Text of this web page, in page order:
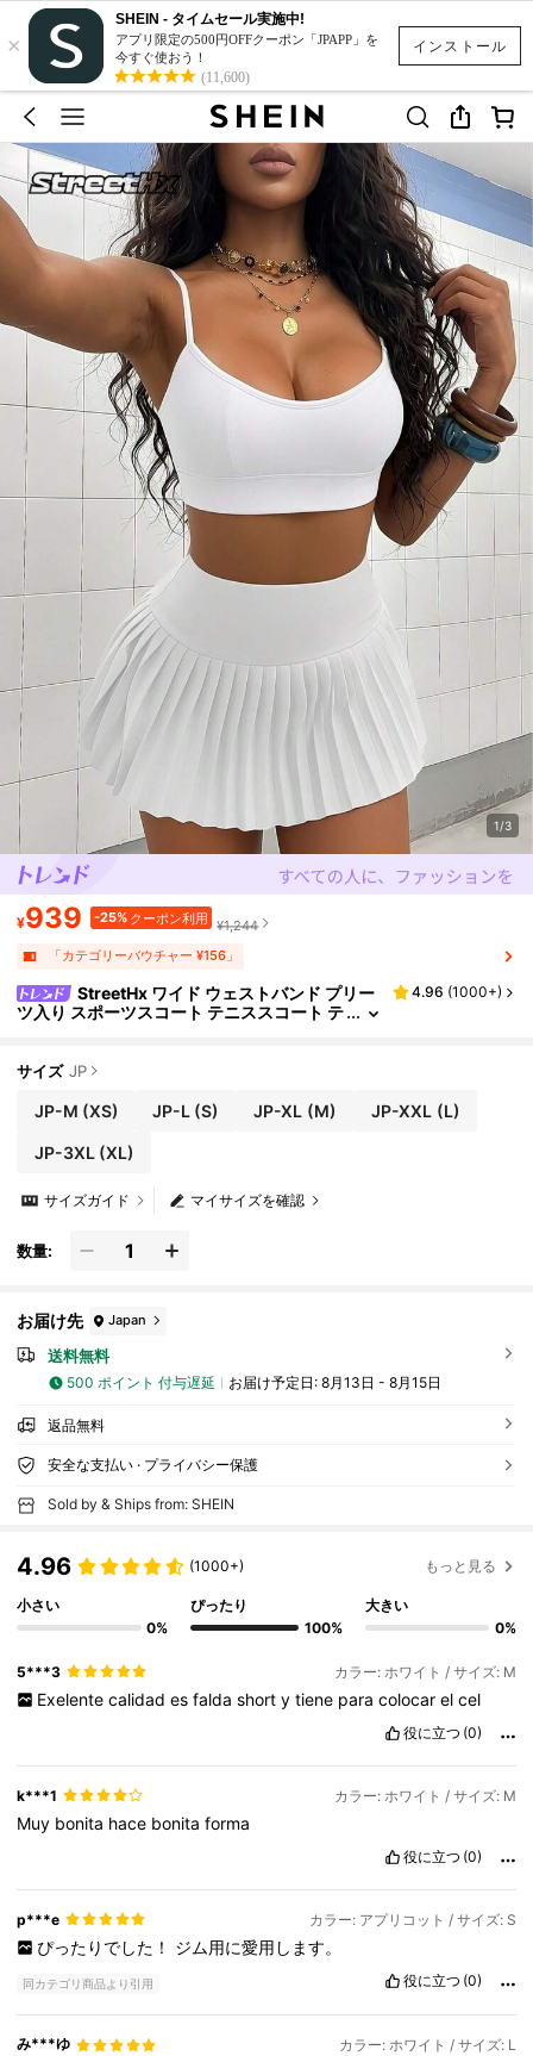
インストール
×
SHEIN - タイムセール実施中!
アプリ限定の500円OFFクーポン「JPAPP」を
今すぐ使おう！
(11,600)
1/3
¥939 -25% クーポン利用 ¥1,244
「カテゴリーバウチャー ¥156」
StreetHx ワイド ウェストバンド プリー
ツ入り スポーツスコート テニススコート テ
4.96 (1000+)
サイズ JP
JP-M (XS) JP-L (S) JP-XL (M) JP-XXL (L)
JP-3XL(XL)
マイサイズを確認
サイズガイド
数量:
お届け先 Japan
送料無料
500 ポイント 付与遅延 お届け予定日: 8月13日 - 8月15日
返品無料
安全な支払い · プライバシー保護
Sold by & Ships from: SHEIN
4.96 (1000+) もっと見る
小さい
0%
ぴったり
100%
大きい
0%
5***3 カラー: ホワイト / サイズ: M
Exelente calidad es falda short y tiene para colocar el cel
役に立つ (0)
k***1 カラー: ホワイト / サイズ: M
Muy bonita hace bonitaforma
役に立つ (0)
p***e カラー: アプリコット / サイズ: S
ぴったりでした！ ジム用に愛用します。
同カテゴリ商品より引用 役に立つ (0)
み***ゆ カラー: ホワイト / サイズ: L